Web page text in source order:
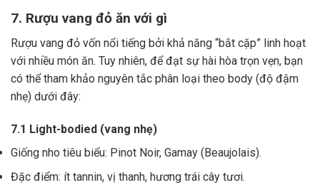
7. Rượu vang đỏ ăn với gì
Rượu vang đỏ vốn nổi tiếng bởi khả năng “bắt cặp” linh hoạt
với nhiều món ăn. Tuy nhiên, để đạt sự hài hòa trọn vẹn, bạn
có thể tham khảo nguyên tắc phân loại theo body (độ đậm
nhẹ) dưới đây:
7.1 Light-bodied (vang nhẹ)
Giống nho tiêu biểu: Pinot Noir, Gamay (Beaujolais).
Đặc điểm: ít tannin, vị thanh, hương trái cây tươi.